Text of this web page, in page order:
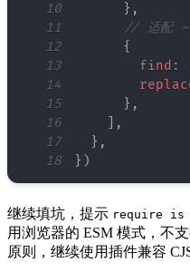
10
} ,
11
// 适配
12
{
13
find :
14
15
} ,
16
,
17
} ,
18
} )
继续填坑，提示 require is
用浏览器的 ESM 模式，不
原则，继续使用插件兼容